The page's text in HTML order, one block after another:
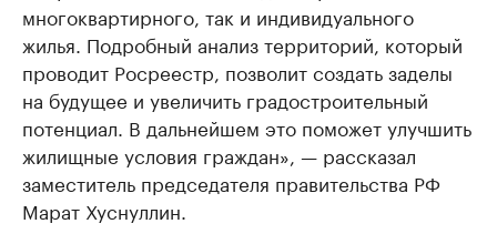
многоквартирного, так и индивидуального
жилья. Подробный анализ территорий, который
проводит Росреестр, позволит создать заделы
на будущее и увеличить градостроительный
потенциал. В дальнейшем это поможет улучшить
жилищные условия граждан», — рассказал
заместитель председателя правительства РФ
Марат Хуснуллин.